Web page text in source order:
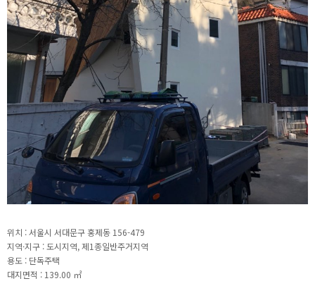
위치 : 서울시 서대문구 홍제동 156-479
지역·지구 : 도시지역, 제1종일반주거지역
용도 : 단독주택
대지면적 : 139.00 ㎡